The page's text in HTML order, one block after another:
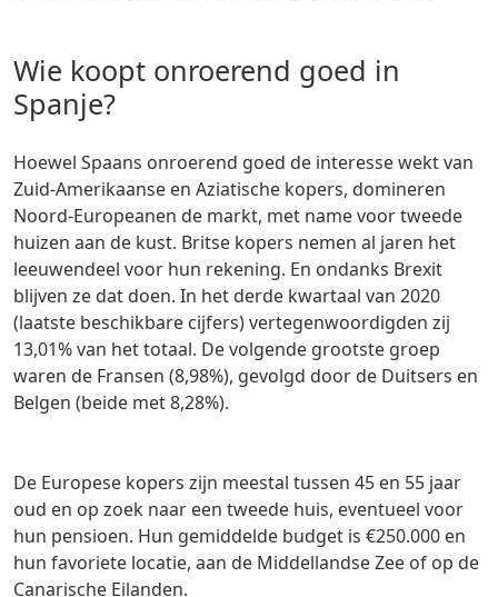
Wie koopt onroerend goed in
Spanje?
Hoewel Spaans onroerend goed de interesse wekt van
Zuid-Amerikaanse en Aziatische kopers, domineren
Noord-Europeanen de markt, met name voor tweede
huizen aan de kust. Britse kopers nemen al jaren het
leeuwendeel voor hun rekening. En ondanks Brexit
blijven ze dat doen. In het derde kwartaal van 2020
(laatste beschikbare cijfers) vertegenwoordigden zij
13,01% van het totaal. De volgende grootste groep
waren de Fransen (8,98%), gevolgd door de Duitsers en
Belgen (beide met 8,28%).
De Europese kopers zijn meestal tussen 45 en 55 jaar
oud en op zoek naar een tweede huis, eventueel voor
hun pensioen. Hun gemiddelde budget is €250.000 en
hun favoriete locatie, aan de Middellandse Zee of op de
Canarische Eilanden.